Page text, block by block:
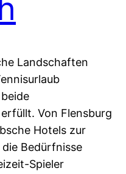
Landschaften
Von Flensburg
Hotels zur
Bedürfnisse
Spieler